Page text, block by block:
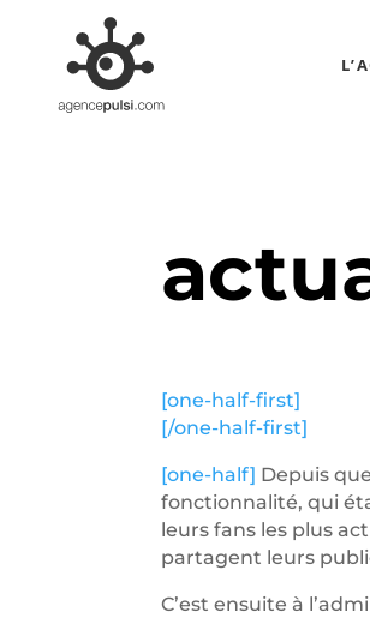
[one-half-first]
[/one-half-first]
[one-half] Depuis
fonctionnalité, qui
leurs fans les plus
partagent leurs
C’est ensuite à